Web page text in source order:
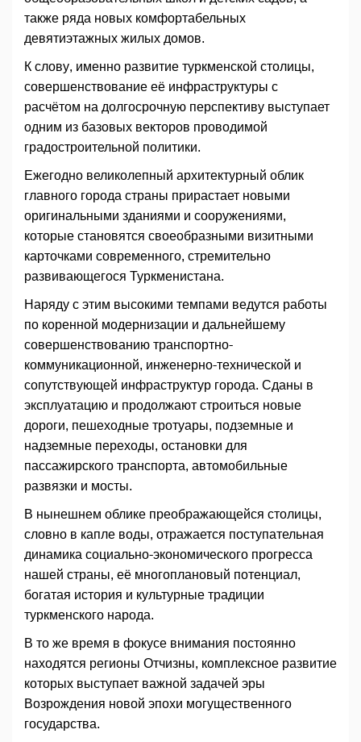
также ряда новых комфортабельных
девятиэтажных жилых домов.
К слову, именно развитие туркменской столицы,
совершенствование её инфраструктуры с
расчётом на долгосрочную перспективу выступает
одним из базовых векторов проводимой
градостроительной политики.
Ежегодно великолепный архитектурный облик
главного города страны прирастает новыми
оригинальными зданиями и сооружениями,
которые становятся своеобразными визитными
карточками современного, стремительно
развивающегося Туркменистана.
Наряду с этим высокими темпами ведутся работы
по коренной модернизации и дальнейшему
совершенствованию транспортно-
коммуникационной, инженерно-технической и
сопутствующей инфраструктур города. Сданы в
эксплуатацию и продолжают строиться новые
дороги, пешеходные тротуары, подземные и
надземные переходы, остановки для
пассажирского транспорта, автомобильные
развязки и мосты.
В нынешнем облике преображающейся столицы,
словно в капле воды, отражается поступательная
динамика социально-экономического прогресса
нашей страны, её многоплановый потенциал,
богатая история и культурные традиции
туркменского народа.
В то же время в фокусе внимания постоянно
находятся регионы Отчизны, комплексное развитие
которых выступает важной задачей эры
Возрождения новой эпохи могущественного
государства.